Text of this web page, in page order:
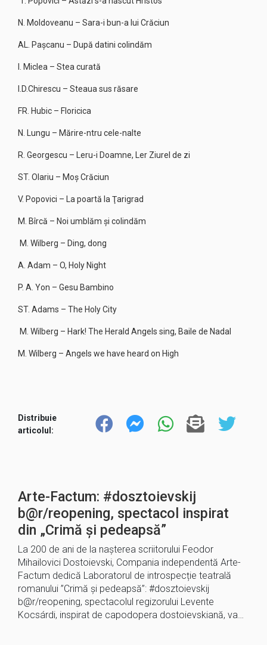
N. Moldoveanu – Sara-i bun-a lui Crăciun
AL. Pașcanu – După datini colindăm
I. Miclea – Stea curată
I.D.Chirescu – Steaua sus răsare
FR. Hubic – Floricica
N. Lungu – Mărire-ntru cele-nalte
R. Georgescu – Leru-i Doamne, Ler Ziurel de zi
ST. Olariu – Moş Crăciun
V. Popovici – La poartă la Ţarigrad
M. Bîrcă – Noi umblăm şi colindăm
M. Wilberg – Ding, dong
A. Adam – O, Holy Night
P. A. Yon – Gesu Bambino
ST. Adams – The Holy City
M. Wilberg – Hark! The Herald Angels sing, Baile de Nadal
M. Wilberg – Angels we have heard on High
Distribuie
articolul:
Arte-Factum: #dosztoievskij
b@r/reopening, spectacol inspirat
din „Crimă și pedeapsă”
La 200 de ani de la nașterea scriitorului Feodor
Mihailovici Dostoievski, Compania independentă Arte-
Factum dedică Laboratorul de introspecție teatrală
romanului ”Crimă și pedeapsă”: #dosztoievskij
b@r/reopening, spectacolul regizorului Levente
Kocsárdi, inspirat de capodopera dostoievskiană, va…